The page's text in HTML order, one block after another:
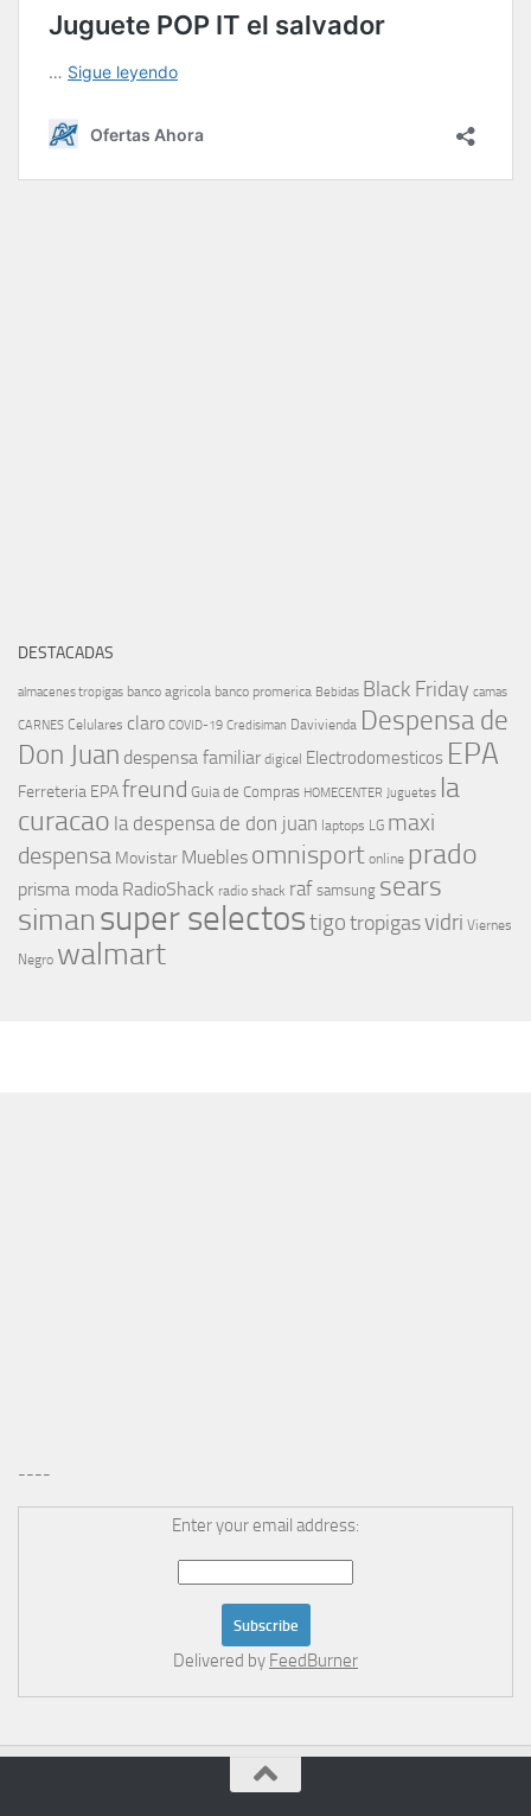
DESTACADAS
almacenes tropigas banco agricola banco promerica Bebidas Black Friday camas
CARNES Celulares claro COVID-19 Credisiman Davivienda Despensa de
Don Juan despensa familiar digicel Electrodomesticos EPA
Ferreteria EPAfreund Guia de Compras HOMECENTER Juguetes la
curacao la despensa de don juan laptops LG maxi
despensa Movistar Muebles omnisport online prado
prisma moda RadioShack radio shack raf samsung sears
simansuper selectostigotropigasvidri Viernes
Negro walmart
----
Enter your email address:
Delivered by FeedBurner